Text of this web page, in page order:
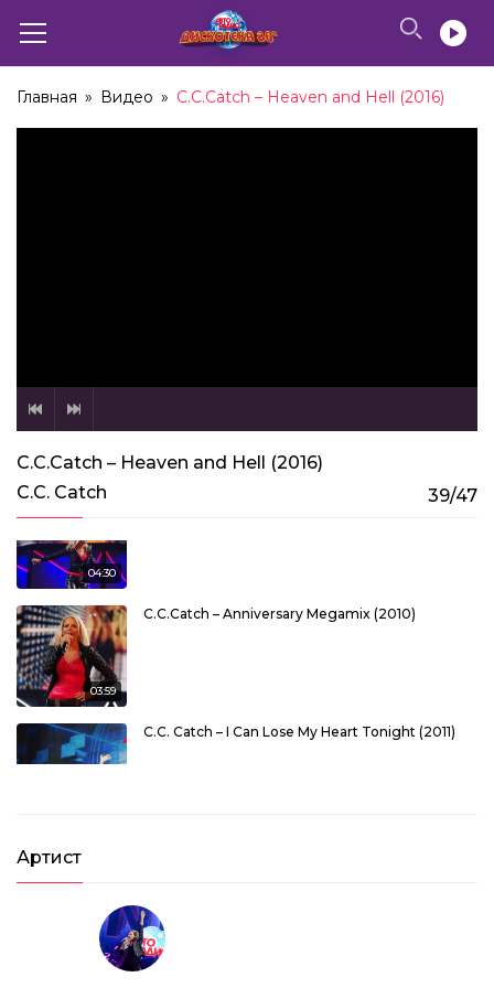
Главная » Видео » C.C.Catch – Heaven and Hell (2016)
C.C.Catch – Heaven and Hell (2016)
C.C. Catch
39/47
08:19
C.C. Catch – Megamix (2003)
03:40
C.C.Catch – I Can Lose My Heart Tonight (2010)
04:30
03:59
C.C.Catch – Anniversary Megamix (2010)
C.C. Catch – I Can Lose My Heart Tonight (2011)
04:04
C.C. Catch – Heaven And Hell (2011)
Артист